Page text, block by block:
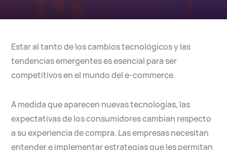
Estar al tanto de los cambios tecnológicos y las
tendencias emergentes es esencial para ser
competitivos en el mundo del e-commerce.
A medida que aparecen nuevas tecnologías, las
expectativas de los consumidores cambian respecto
a su experiencia de compra. Las empresas necesitan
entender e implementar estrategias que les permitan